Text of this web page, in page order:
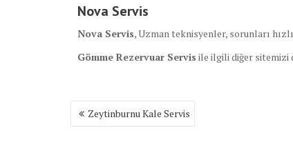
Nova Servis
Nova Servis, Uzman teknisyenler, sorunları
Gömme Rezervuar Servis ile ilgili diğer sitemizi
Yazı
gezinmesi
Zeytinburnu Kale Servis